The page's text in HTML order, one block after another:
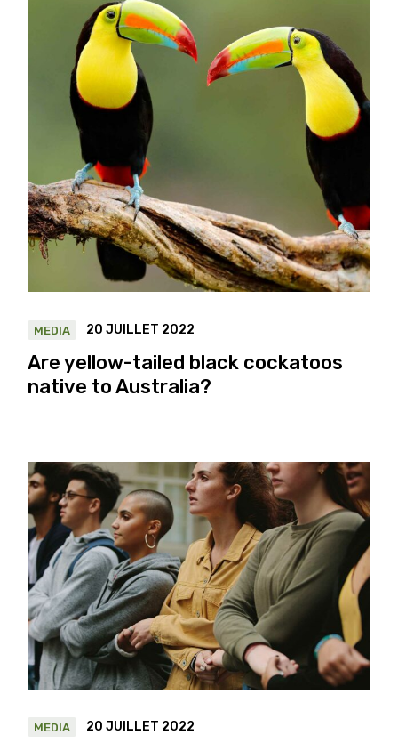
MEDIA 20 JUILLET 2022
Are yellow-tailed black cockatoos
native to Australia?
MEDIA 20 JUILLET 2022